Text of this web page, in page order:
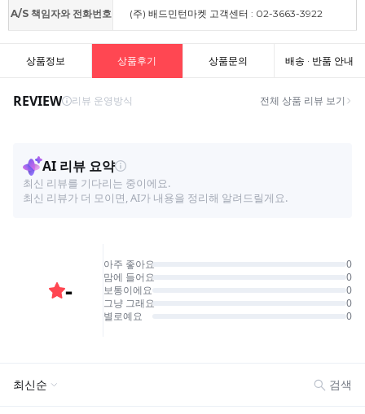
A/S 책임자와 전화번호 (주) 배드민턴마켓 고객센터 : 02-3663-3922
상품정보 상품후기 상품문의 배송 · 반품 안내